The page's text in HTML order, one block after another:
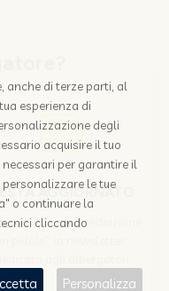
AGGIORNATO
a "Disintermediazione
anche di terze parti, al
esperienza di
degli
acquisire il tuo
per garantire il
le tue
o continuare la
cliccando
Personalizza